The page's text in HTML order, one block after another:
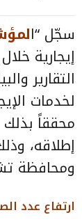
سجّل “ا
إيجارية
التقارير
لخدمات
محققاً بذلك
ومحافظة
ارتفاع عدد